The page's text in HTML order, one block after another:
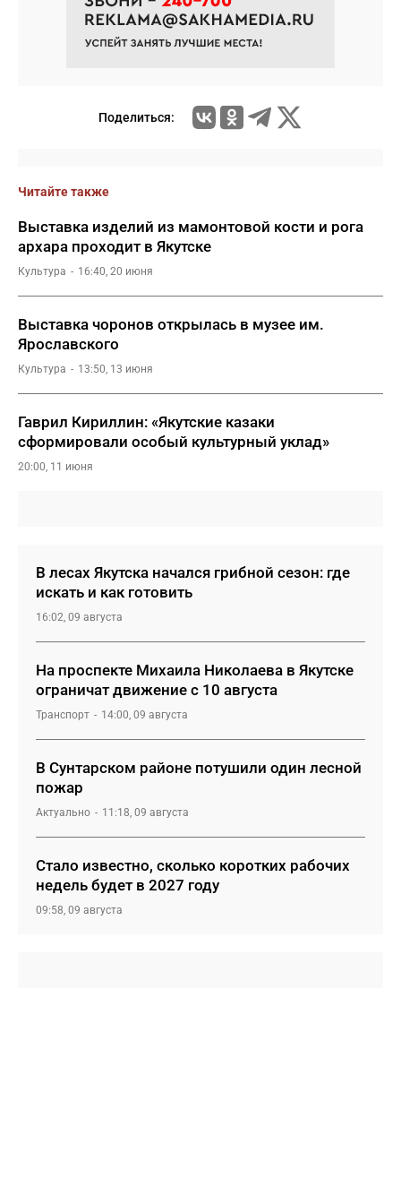
Поделиться:
Читайте также
Выставка изделий из мамонтовой кости и рога
архара проходит в Якутске
Культура 16:40, 20 июня
Выставка чоронов открылась в музее им.
Ярославского
Культура 13:50, 13 июня
Гаврил Кириллин: «Якутские казаки
сформировали особый культурный уклад»
20:00, 11 июня
В лесах Якутска начался грибной сезон: где
искать и как готовить
16:02, 09 августа
На проспекте Михаила Николаева в Якутске
ограничат движение с 10 августа
Транспорт 14:00, 09 августа
В Сунтарском районе потушили один лесной
пожар
Актуально 11:18, 09 августа
Стало известно, сколько коротких рабочих
недель будет в 2027 году
09:58, 09 августа